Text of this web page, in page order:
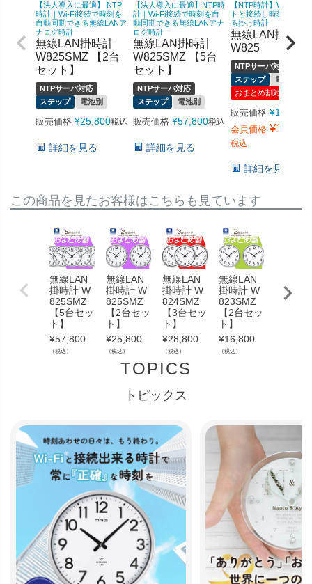
【法人導入に最適】 NTP
時計｜Wi-Fi接続で時刻を
自動同期できる無線LANア
ナログ時計
無線LAN掛時計
W825SMZ 【2台
セット】
NTPサーバ対応
ステップ
電池別
販売価格 ¥25,800税込
詳細を見る
【法人導入に最適】NTP時
計｜Wi-Fi接続で時刻を自
動同期できる無線LANアナ
ログ時計
無線LAN掛時計
W825SMZ 【5台
セット】
NTPサーバ対応
ステップ
電池別
販売価格 ¥57,800税込
詳細を見る
【NTP時計】Wi-Fiでネ
トと接続し時刻を同期
る掛け時計
無線LAN掛時計
W825
NTPサーバ対応
ステップ
電池別
おまとめ割対象
販売価格 ¥19,800
会員価格 ¥14,080
税込
詳細を見る
この商品を見たお客様はこちらも見ています
無線LAN
掛時計 W
825SMZ
【5台セッ
ト】
¥57,800
（税込）
無線LAN
掛時計 W
825SMZ
【2台セッ
ト】
¥25,800
（税込）
無線LAN
掛時計 W
824SMZ
【3台セッ
ト】
¥28,800
（税込）
無線LAN
掛時計 W
823SMZ
【2台セッ
ト】
¥16,800
（税込）
掛時計
823SMZ
TOPICS
トピックス